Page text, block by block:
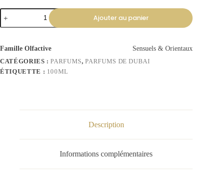
Ajouter au panier
Famille Olfactive
Sensuels & Orientaux
CATÉGORIES :PARFUMS,PARFUMS DE DUBAI
ÉTIQUETTE : 100ML
Description
Informations complémentaires